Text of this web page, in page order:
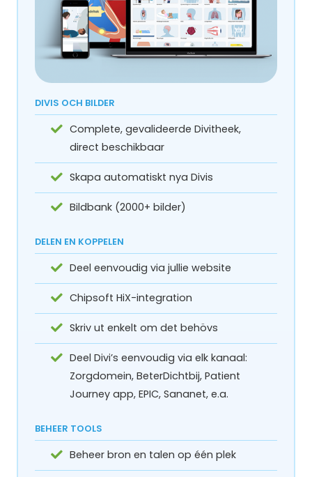
DIVIS OCH BILDER
Complete, gevalideerde Divitheek,
direct beschikbaar
Skapa automatiskt nya Divis
Bildbank (2000+ bilder)
DELEN EN KOPPELEN
Deel eenvoudig via jullie website
Chipsoft HiX-integration
Skriv ut enkelt om det behövs
Deel Divi’s eenvoudig via elk kanaal:
Zorgdomein, BeterDichtbij, Patient
Journey app, EPIC, Sananet, e.a.
BEHEER TOOLS
Beheer bron en talen op één plek